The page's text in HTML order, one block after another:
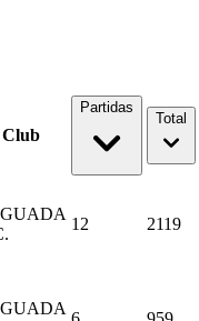
Club
Partidas
Total
12 2119